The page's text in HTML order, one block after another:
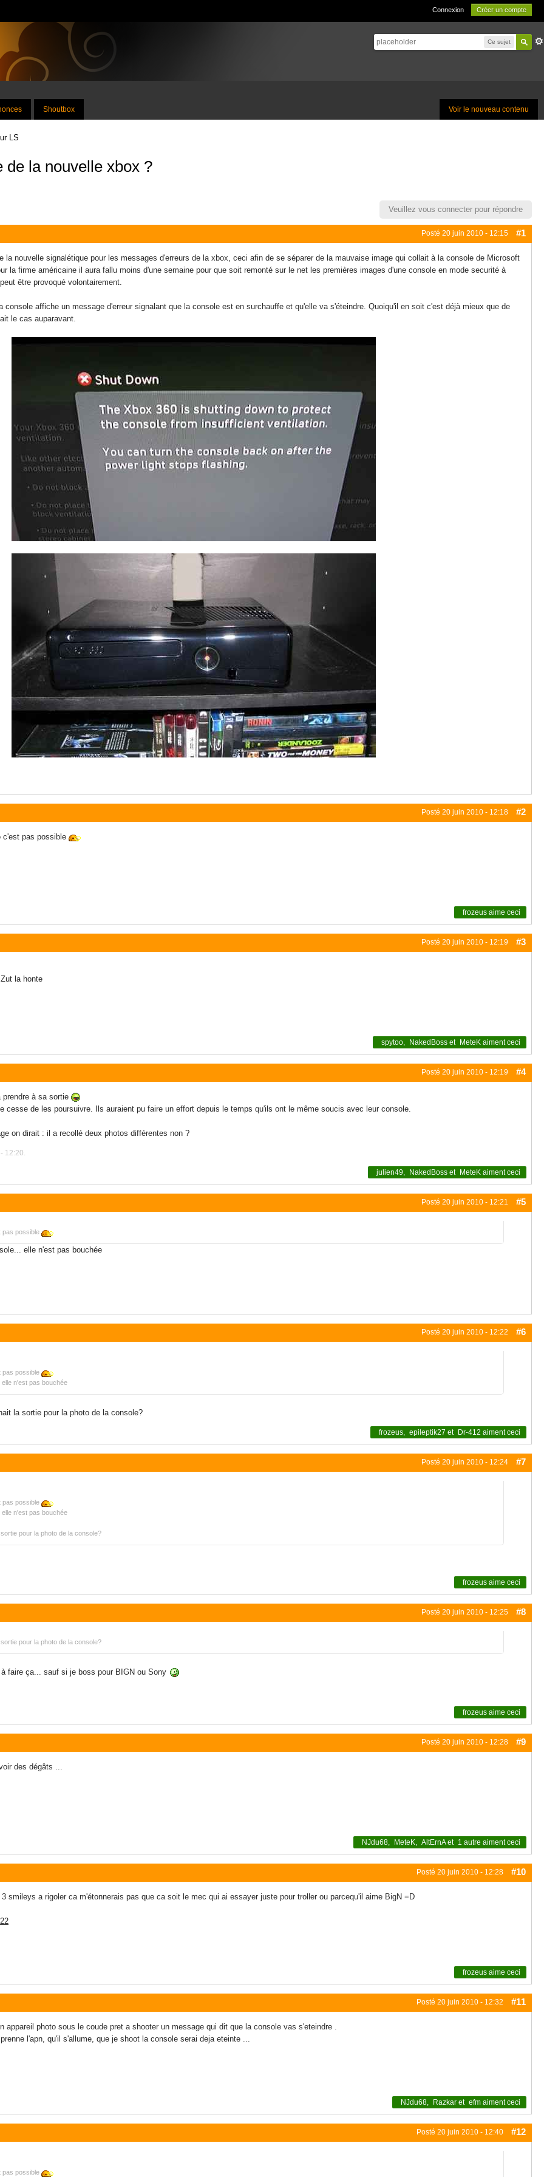
Connexion Créer un compte
Ce sujet
Voir le nouveau contenu
Shoutbox
LS
de la nouvelle xbox ?
Veuillez vous connecter pour répondre
Posté 20 juin 2010 - 12:15 #1
la nouvelle signalétique pour les messages d'erreurs de la xbox, ceci afin de se séparer de la mauvaise image qui collait à la console de Microsoft
la firme américaine il aura fallu moins d'une semaine pour que soit remonté sur le net les premières images d'une console en mode securité à
être provoqué volontairement.
affiche un message d'erreur signalant que la console est en surchauffe et qu'elle va s'éteindre. Quoiqu'il en soit c'est déjà mieux que de
le cas auparavant.
Posté 20 juin 2010 - 12:18 #2
c'est pas possible
frozeus aime ceci
Posté 20 juin 2010 - 12:19 #3
la honte
spytoo, NakedBoss et MeteK aiment ceci
Posté 20 juin 2010 - 12:19 #4
à sa sortie
cesse de les poursuivre. Ils auraient pu faire un effort depuis le temps qu'ils ont le même soucis avec leur console.
on dirait : il a recollé deux photos différentes non ?
12:20.
julien49, NakedBoss et MeteK aiment ceci
Posté 20 juin 2010 - 12:21 #5
pas possible
elle n'est pas bouchée
Posté 20 juin 2010 - 12:22 #6
pas possible
n'est pas bouchée
la sortie pour la photo de la console?
frozeus, epileptik27 et Dr-412 aiment ceci
Posté 20 juin 2010 - 12:24 #7
pas possible
n'est pas bouchée
pour la photo de la console?
frozeus aime ceci
Posté 20 juin 2010 - 12:25 #8
pour la photo de la console?
faire ça... sauf si je boss pour BIGN ou Sony
frozeus aime ceci
Posté 20 juin 2010 - 12:28 #9
des dégâts ...
NJdu68, MeteK, AltErnAet 1 autre aiment ceci
Posté 20 juin 2010 - 12:28 #10
smileys a rigoler ca m'étonnerais pas que ca soit le mec qui ai essayer juste pour troller ou parcequ'il aime BigN =D
frozeus aime ceci
Posté 20 juin 2010 - 12:32 #11
appareil photo sous le coude pret a shooter un message qui dit que la console vas s'eteindre .
l'apn, qu'il s'allume, que je shoot la console serai deja eteinte ...
NJdu68, Razkar et efm aiment ceci
Posté 20 juin 2010 - 12:40 #12
pas possible